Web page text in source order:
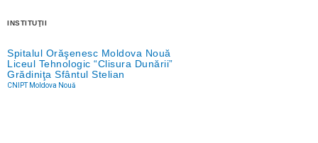
INSTITUŢII
Spitalul Orăşenesc Moldova Nouă
Liceul Tehnologic “Clisura Dunării”
Grădiniţa Sfântul Stelian
CNIPT Moldova Nouă